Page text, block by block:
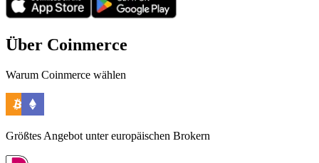
Über Coinmerce
Warum Coinmerce wählen
Größtes Angebot unter europäischen Brokern